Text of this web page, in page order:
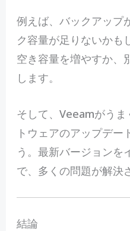
例えば、バックアップ
ク容量が足りないかも
空き容量を増やすか、
します。
そして、Veeamがう
トウェアのアップデー
う。最新バージョンを
で、多くの問題が解決
結論